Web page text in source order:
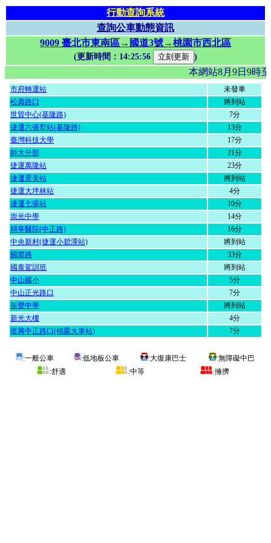
行動查詢系統
查詢公車動態資訊
9009 臺北市東南區→國道3號→桃園市西北區
(更新時間： 14:25:56 )
本網站8月9日9
市府轉運站
未發車
松壽路口
將到站
世貿中心(基隆路)
7分
捷運六張犁站(基隆路)
13分
臺灣科技大學
17分
師大分部
21分
捷運萬隆站
23分
捷運景美站
將到站
捷運大坪林站
4分
捷運七張站
10分
崇光中學
14分
耕莘醫院(中正路)
16分
中央新村(捷運小碧潭站)
將到站
國際路
33分
國泰駕訓班
將到站
中山國小
5分
中山正光路口
7分
振聲中學
將到站
新光大樓
4分
復興中正路口(桃園火車站)
7分
:一般公車 :低地板公車 :大復康巴士
:無障礙中巴
:舒適
:中等 :擁擠